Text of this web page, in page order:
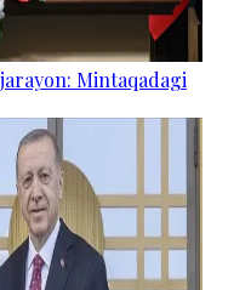
Mintaqadagi